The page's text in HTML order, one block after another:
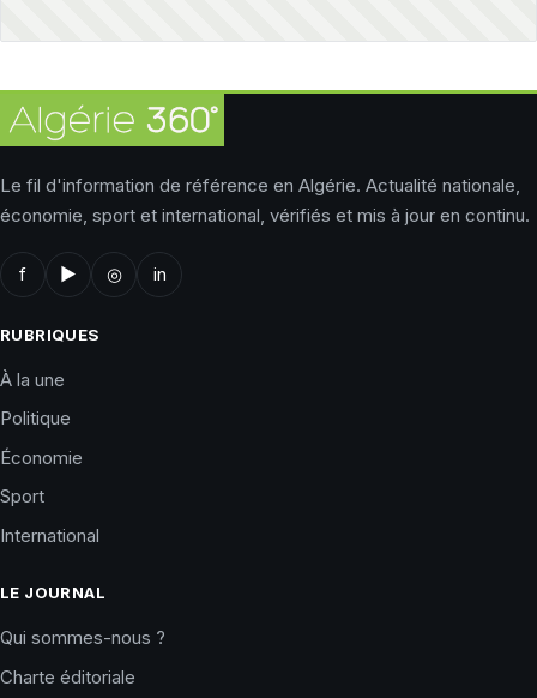
Le fil d'information de référence en Algérie. Actualité nationale,
économie, sport et international, vérifiés et mis à jour en continu.
f ▶ ◎ in
RUBRIQUES
À la une
Politique
Économie
Sport
International
LE JOURNAL
Qui sommes-nous ?
Charte éditoriale